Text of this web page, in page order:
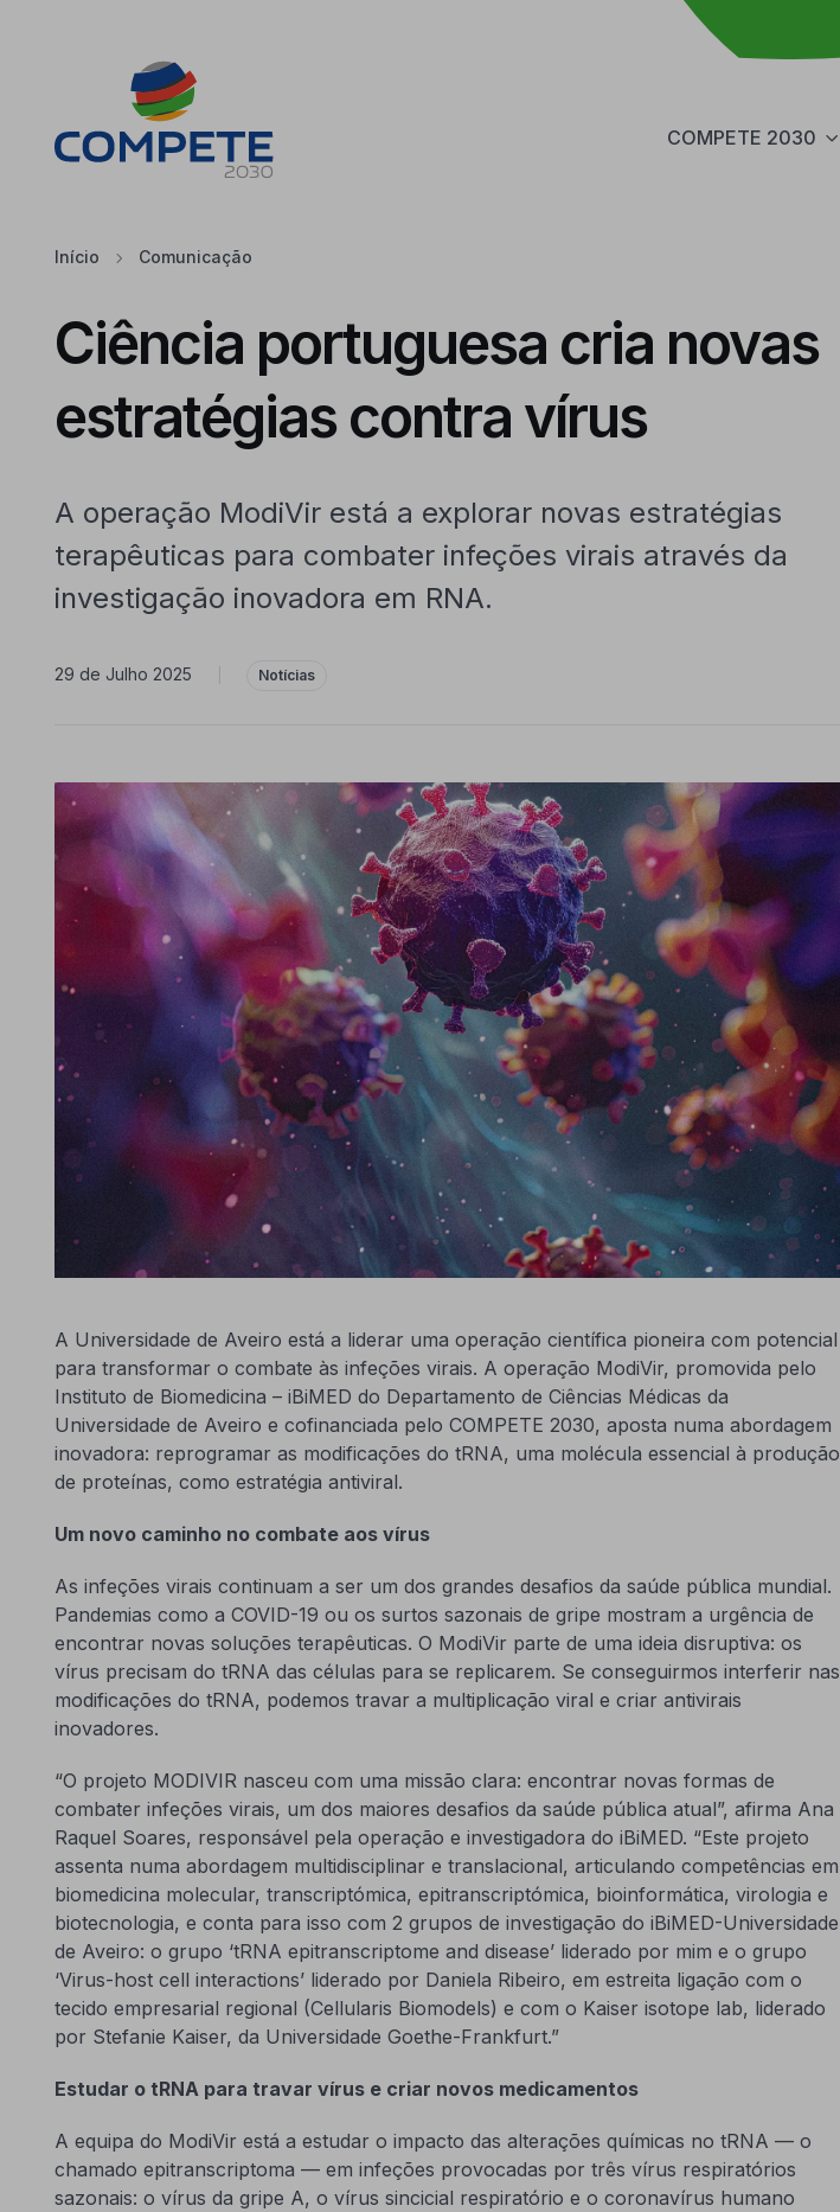
COMPETE 2030
Início Comunicação
Ciência portuguesa cria novas
estratégias contra vírus
A operação ModiVir está a explorar novas estratégias
terapêuticas para combater infeções virais através da
investigação inovadora em RNA.
29 de Julho 2025 Notícias
A Universidade de Aveiro está a liderar uma operação científica pioneira com potencial
para transformar o combate às infeções virais. A operação ModiVir, promovida pelo
Instituto de Biomedicina – iBiMED do Departamento de Ciências Médicas da
Universidade de Aveiro e cofinanciada pelo COMPETE 2030, aposta numa abordagem
inovadora: reprogramar as modificações do tRNA, uma molécula essencial à produção
de proteínas, como estratégia antiviral.
Um novo caminho no combate aos vírus
As infeções virais continuam a ser um dos grandes desafios da saúde pública mundial.
Pandemias como a COVID-19 ou os surtos sazonais de gripe mostram a urgência de
encontrar novas soluções terapêuticas. O ModiVir parte de uma ideia disruptiva: os
vírus precisam do tRNA das células para se replicarem. Se conseguirmos interferir nas
modificações do tRNA, podemos travar a multiplicação viral e criar antivirais
inovadores.
“O projeto MODIVIR nasceu com uma missão clara: encontrar novas formas de
combater infeções virais, um dos maiores desafios da saúde pública atual”, afirma Ana
Raquel Soares, responsável pela operação e investigadora do iBiMED. “Este projeto
assenta numa abordagem multidisciplinar e translacional, articulando competências em
biomedicina molecular, transcriptómica, epitranscriptómica, bioinformática, virologia e
biotecnologia, e conta para isso com 2 grupos de investigação do iBiMED-Universidade
de Aveiro: o grupo ‘tRNA epitranscriptome and disease’ liderado por mim e o grupo
‘Virus-host cell interactions’ liderado por Daniela Ribeiro, em estreita ligação com o
tecido empresarial regional (Cellularis Biomodels) e com o Kaiser isotope lab, liderado
por Stefanie Kaiser, da Universidade Goethe-Frankfurt.”
Estudar o tRNA para travar vírus e criar novos medicamentos
A equipa do ModiVir está a estudar o impacto das alterações químicas no tRNA — o
chamado epitranscriptoma — em infeções provocadas por três vírus respiratórios
sazonais: o vírus da gripe A, o vírus sincicial respiratório e o coronavírus humano